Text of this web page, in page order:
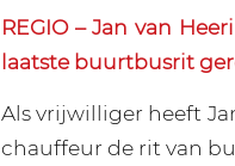
REGIO – Jan van
laatste buurtbusrit
Als vrijwilliger heeft
chauffeur de rit van